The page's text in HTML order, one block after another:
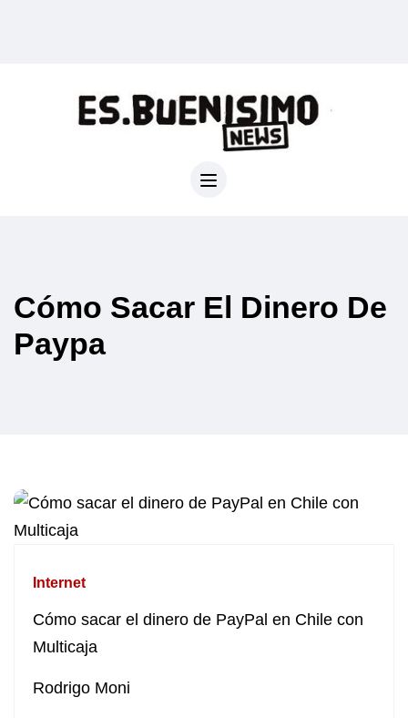
Cómo Sacar El Dinero De
Paypa
Internet
Cómo sacar el dinero de PayPal en Chile con
Multicaja
Rodrigo Moni